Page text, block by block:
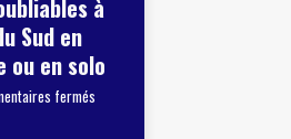
à
Sud en
ou en solo
fermés